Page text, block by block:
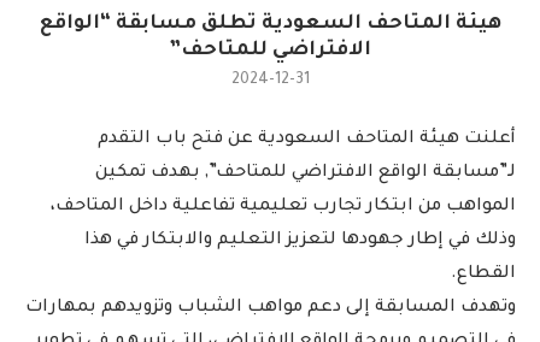
هيئة المتاحف السعودية تطلق مسابقة “الواقع
الافتراضي للمتاحف”
2024-12-31
أعلنت هيئة المتاحف السعودية عن فتح باب التقدم
لـ”مسابقة الواقع الافتراضي للمتاحف”, بهدف تمكين
المواهب من ابتكار تجارب تعليمية تفاعلية داخل المتاحف،
وذلك في إطار جهودها لتعزيز التعليم والابتكار في هذا
القطاع.
وتهدف المسابقة إلى دعم مواهب الشباب وتزويدهم بمهارات